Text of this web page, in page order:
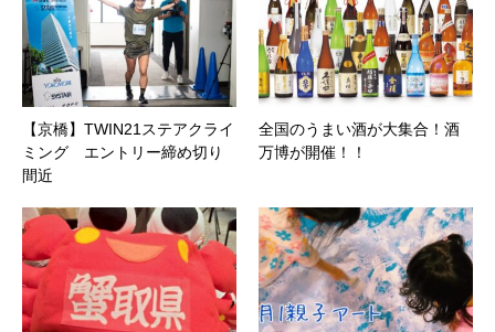
【京橋】TWIN21ステアクライ
ミング エントリー締め切り
間近
全国のうまい酒が大集合！酒
万博が開催！！